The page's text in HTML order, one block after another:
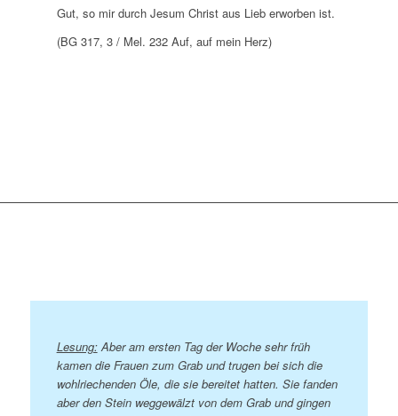
Gut, so mir durch Jesum Christ aus Lieb erworben ist.
(BG 317, 3 / Mel. 232 Auf, auf mein Herz)
Lesung:Aber am ersten Tag der Woche sehr früh
kamen die Frauen zum Grab und trugen bei sich die
wohlriechenden Öle, die sie bereitet hatten. Sie fanden
aber den Stein weggewälzt von dem Grab und gingen